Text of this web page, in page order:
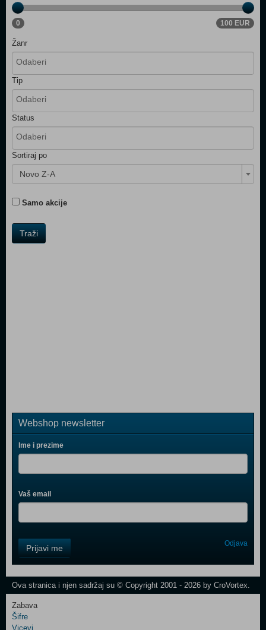
0 100 EUR
Žanr
Tip
Status
Sortiraj po
Novo Z-A
Samo akcije
Traži
Webshop newsletter
Ime i prezime
Vaš email
Field
One
Control
Prijavi me Odjava
Ova stranica i njen sadržaj su © Copyright 2001 - 2026 by CroVortex.
Zabava
Šifre
Vicevi